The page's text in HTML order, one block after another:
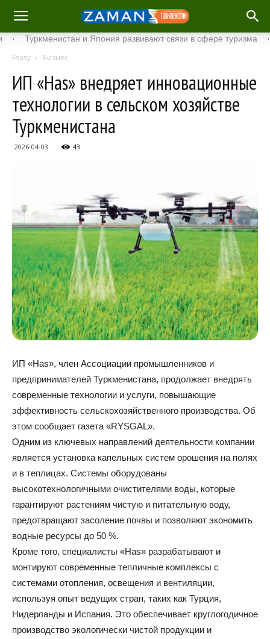
и Япония развивают связи в сфере туризма ·
Esasy Бизнес
ИП «Has» внедряет инновационные
технологии в сельском хозяйстве
Туркменистана
2026-04-03 43
ИП «Has», член Ассоциации промышленников и
предпринимателей Туркменистана, продолжает внедрять
современные технологии и услуги, повышающие
эффективность сельскохозяйственного производства. Об
этом сообщает газета «RYSGAL».
Одним из ключевых направлений деятельности компании
является установка капельных систем орошения на полях
и в теплицах. Системы оборудованы
высокотехнологичными очистителями воды, которые
гарантируют растениям чистую и питательную воду,
предотвращают засоление почвы и позволяют экономить
водные ресурсы до 50 %.
Кроме того, специалисты «Has» разрабатывают и
монтируют современные тепличные комплексы с
системами отопления, освещения и вентиляции,
используя опыт ведущих стран, таких как Турция,
Нидерланды и Испания. Это обеспечивает круглогодичное
производство экологически чистой продукции и